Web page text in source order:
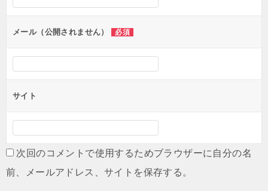
ョ
ンメール（公開されません） 必須
サイト
次回のコメントで使用するためブラウザーに自分の名
前、メールアドレス、サイトを保存する。